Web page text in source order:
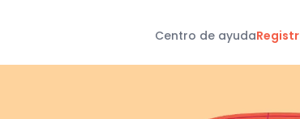
Centro de ayuda